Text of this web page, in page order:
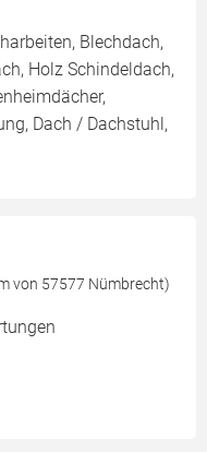
Blechdach,
Holz Schindeldach,
Dach / Dachstuhl,
von 57577 Nümbrecht)